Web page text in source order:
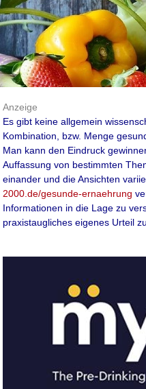
Vorsicht, es
Was bei der
Arzneimittel
beachtet
Sanorell Pharma
ärztliche
nicht über eine
verfügt. Mit dieser
gleichlautende,
Köln (10.05.2016,
Anzeige
Es gibt keine allgemein
Kombination, bzw. Menge
Man kann den Eindruck
Auffassung von bestimmten
einander und die Ansichten
2000.de/gesunde-ernaehrung
Informationen in die Lage zu
praxistaugliches eigenes Urteil